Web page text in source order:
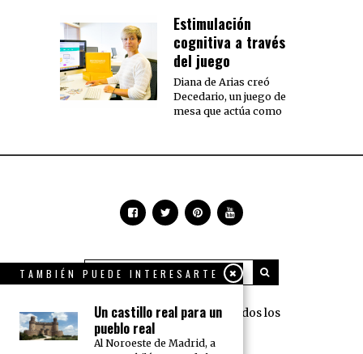
Estimulación
cognitiva a través
del juego
Diana de Arias creó
Decedario, un juego de
mesa que actúa como
360 Grados Press © 2018 Todos los
derechos reservados.
TAMBIÉN PUEDE INTERESARTE
Un castillo real para un
pueblo real
Al Noroeste de Madrid, a